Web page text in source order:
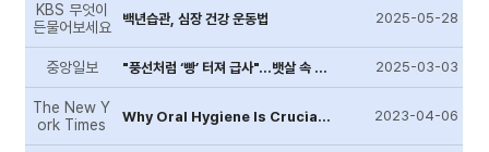
KBS 무엇이
든물어보세요
백년습관, 심장 건강 운동법 2025-05-28
중앙일보 "풍선처럼 ‘빵’ 터져 급사"…뱃살 속 시한폭탄 잡는 이 검사 2025-03-03
The New Y
ork Times
Why Oral Hygiene Is Crucial to Your Overall Health 2023-04-06